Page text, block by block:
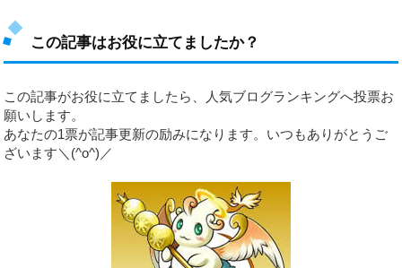
この記事はお役に立てましたか？
この記事がお役に立てましたら、人気ブログランキングへ投票お
願いします。
あなたの1票が記事更新の励みになります。いつもありがとうご
ざいます＼(^o^)／